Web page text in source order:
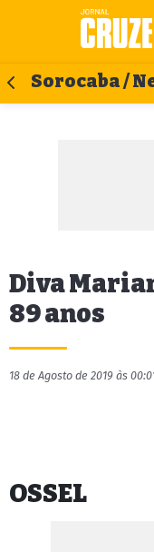
Sorocaba /
Diva
89 anos
18 de Agosto de 2019 às
OSSEL